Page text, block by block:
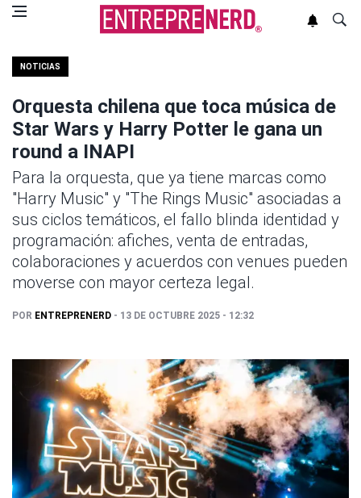
NOTICIAS
Orquesta chilena que toca música de
Star Wars y Harry Potter le gana un
round a INAPI
Para la orquesta, que ya tiene marcas como
"Harry Music" y "The Rings Music" asociadas a
sus ciclos temáticos, el fallo blinda identidad y
programación: afiches, venta de entradas,
colaboraciones y acuerdos con venues pueden
moverse con mayor certeza legal.
POR ENTREPRENERD - 13 DE OCTUBRE 2025 - 12:32